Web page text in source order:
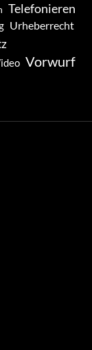
Telefonieren
Urheberrecht
Vorwurf